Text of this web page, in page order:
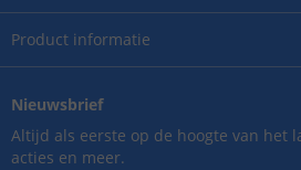
Product informatie
Nieuwsbrief
Altijd als eerste op de hoogte van het
acties en meer.